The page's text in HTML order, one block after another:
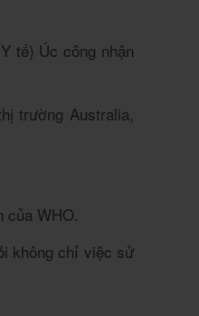
tế) Úc công nhận
trường Australia,
của WHO.
không chỉ việc sử